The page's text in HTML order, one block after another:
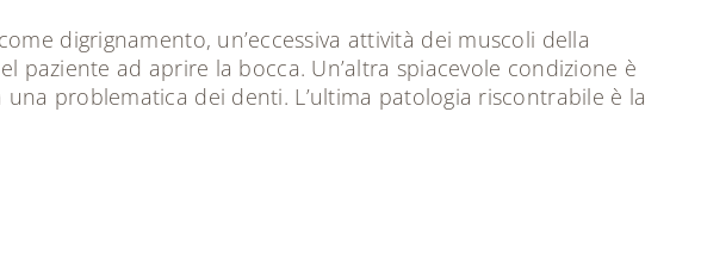
digrignamento, un’eccessiva attività dei muscoli della
paziente ad aprire la bocca. Un’altra spiacevole condizione è
problematica dei denti. L’ultima patologia riscontrabile è la